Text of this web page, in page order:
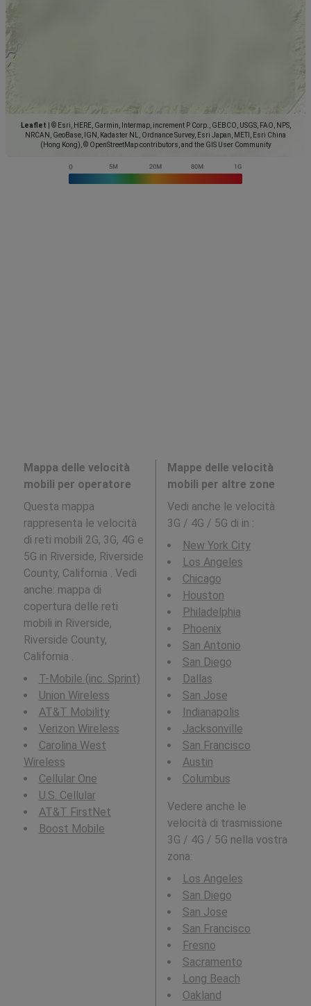
Leaflet
© Esri, HERE, Garmin, Intermap, increment P Corp., GEBCO, USGS, FAO, NPS,
NRCAN, GeoBase, IGN, Kadaster NL, Ordnance Survey, Esri Japan, METI, Esri China
(Hong Kong), © OpenStreetMap contributors, and the GIS User Community
Mappa delle velocità
mobili per operatore
Questa mappa
rappresenta le velocità
di reti mobili 2G, 3G, 4G e
5G in Riverside, Riverside
County, California . Vedi
anche: mappa di
copertura delle reti
mobili in Riverside,
Riverside County,
California .
T-Mobile (inc. Sprint)
Union Wireless
AT&T Mobility
Verizon Wireless
Carolina West
Wireless
Cellular One
U.S. Cellular
AT&T FirstNet
Boost Mobile
Mappe delle velocità
mobili per altre zone
Vedi anche le velocità
3G / 4G / 5G di in :
New York City
Los Angeles
Chicago
Houston
Philadelphia
Phoenix
San Antonio
San Diego
Dallas
San Jose
Indianapolis
Jacksonville
San Francisco
Austin
Columbus
Vedere anche le
velocità di trasmissione
3G / 4G / 5G nella vostra
zona:
Los Angeles
San Diego
San Jose
San Francisco
Fresno
Sacramento
Long Beach
Oakland